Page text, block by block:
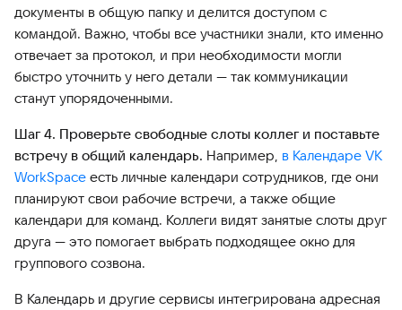
документы в общую папку и делится доступом с
командой. Важно, чтобы все участники знали, кто именно
отвечает за протокол, и при необходимости могли
быстро уточнить у него детали — так коммуникации
станут упорядоченными.
Шаг 4. Проверьте свободные слоты коллег и поставьте
встречу в общий календарь. Например, в Календаре VK
WorkSpace есть личные календари сотрудников, где они
планируют свои рабочие встречи, а также общие
календари для команд. Коллеги видят занятые слоты друг
друга — это помогает выбрать подходящее окно для
группового созвона.
В Календарь и другие сервисы интегрирована адресная